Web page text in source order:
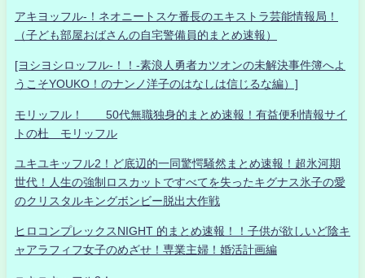
アキヨッフル-！ネオニートスケ番長のエキストラ芸能情報局！
（子ども部屋おばさんの自宅警備員的まとめ速報）
[ヨシヨシロッフル-！！-素浪人勇者カツオンの未解決事件簿へよ
うこそYOUKO！のナンノ洋子のはなしは信じるな編）]
モリッフル！ 50代無職独身的まとめ速報！有益便利情報サイ
トの杜 モリッフル
ユキユキッフル2！ど底辺的一同驚愕騒然まとめ速報！超氷河期
世代！人生の強制ロスカットですべてを失ったキグナス氷子の愛
のクリスタルキングボンビー脱出大作戦
ヒロコンプレックスNIGHT 的まとめ速報！！子供が欲しいど陰キ
ャアラフィフ女子のめざせ！専業主婦！婚活計画編